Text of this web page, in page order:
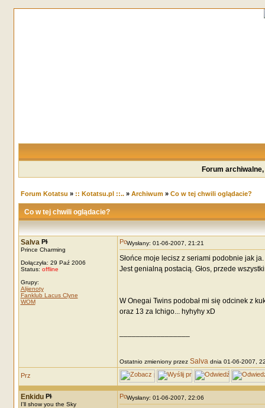
Forum
Forum Kotatsu » :: Kotatsu.pl ::..» Archiwum» Co w tej chwili oglądacie?
Co w tej chwili oglądacie?
Salva
Prince Charming
Dołączyła: 29 Paź 2006
Status: offline
Grupy:
Alijenoty
Fanklub Lacus Clyne
WOM
Wysłany: 01-06-2007, 21:21
Słońce moje lecisz z seriami podobnie jak
Jest genialną postacią. Głos, przede
W Onegai Twins podobał mi się odcinek z
oraz 13 za Ichigo... hyhyhy xD
Ostatnio zmieniony przez Salva dnia 01-06-2007,
Enkidu
I'll show you the Sky
Wysłany: 01-06-2007, 22:06